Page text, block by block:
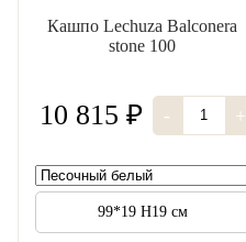
Кашпо Lechuza Balconera
stone 100
10 815 ₽ - +
99*19 H19 см